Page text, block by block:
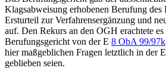
Klagsabweisung erhobenen Berufung
Ersturteil zur Verfahrensergänzung und
auf. Den Rekurs an den OGH erachtete
Berufungsgericht von der E 8 ObA 99/97k
hier maßgeblichen Fragen letztlich in der E
geblieben seien.